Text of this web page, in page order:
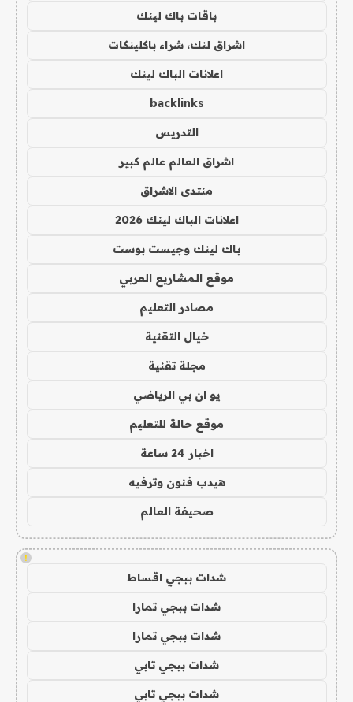
باقات باك لينك
اشراق لنك، شراء باكلينكات
اعلانات الباك لينك
backlinks
التدريس
اشراق العالم عالم كبير
منتدى الاشراق
اعلانات الباك لينك 2026
باك لينك وجيست بوست
موقع المشاريع العربي
مصادر التعليم
خيال التقنية
مجلة تقنية
يو ان بي الرياضي
موقع حالة للتعليم
اخبار 24 ساعة
هيدب فنون وترفيه
صحيفة العالم
!
شدات ببجي اقساط
شدات ببجي تمارا
شدات ببجي تمارا
شدات ببجي تابي
شدات ببجي تابي